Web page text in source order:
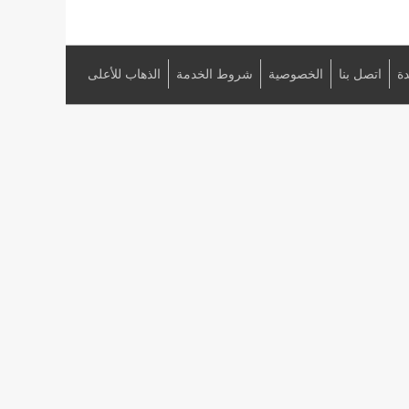
اتصل بنا الخصوصية شروط الخدمة الذهاب للأعلى